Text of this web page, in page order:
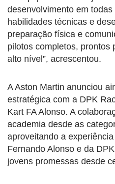
desenvolvimento em
habilidades técnicas e
preparação física e
pilotos completos, prontos
alto nível”, acrescentou.
A Aston Martin anunciou
estratégica com a DPK
Kart FA Alonso. A
academia desde as
aproveitando a
Fernando Alonso e da
jovens promessas desde